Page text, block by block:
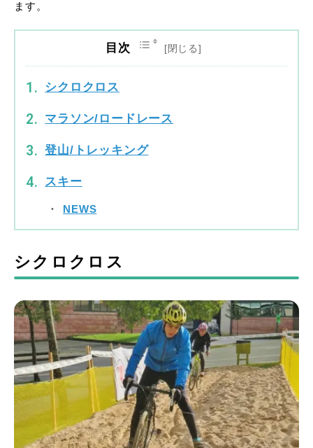
ます。
目次
シクロクロス
マラソン/ロードレース
登山/トレッキング
スキー
NEWS
シクロクロス